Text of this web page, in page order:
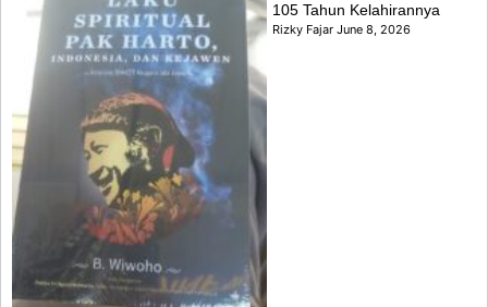
105 Tahun Kelahirannya
Rizky FajarJune 8, 2026